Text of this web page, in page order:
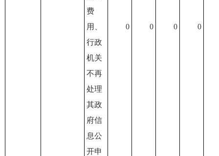
费
用、
行政
机关
不再
处理
其政
府信
息公
开申
0 0 0 0